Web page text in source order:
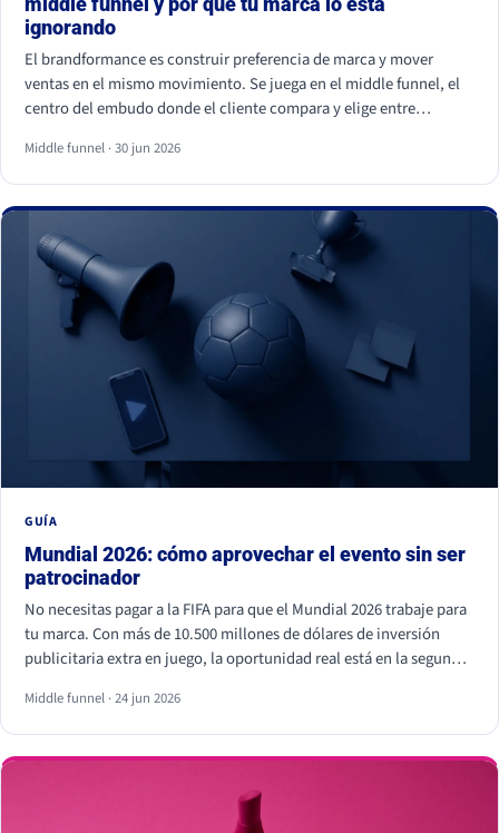
ignorando
El brandformance es construir preferencia de marca y mover
ventas en el mismo movimiento. Se juega en el middle funnel, el
centro del embudo donde el cliente compara y elige entre
invierte en los extremos (notoriedad y precio) y deja ese centro
vacío, que es justo donde se gana o se pierde la venta frente a la
marca blanca.
Middle funnel · 30 jun 2026
GUÍA
Mundial 2026: cómo aprovechar el evento sin ser
patrocinador
No necesitas pagar a la FIFA para que el Mundial 2026 trabaje para
tu marca. Con más de 10.500 millones de dólares de inversión
publicitaria extra en juego, la oportunidad real está en la segunda
estadio. Eso sí, hay líneas que no se cruzan: usar los símbolos
oficiales de la FIFA puede salir muy caro.
Middle funnel · 24 jun 2026